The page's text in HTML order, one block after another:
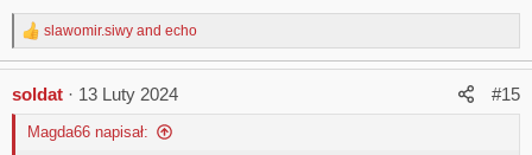
R
e
c
t
slawomir.siwy and echo
soldat 13 Luty 2024 #15
Magda66 napisał: